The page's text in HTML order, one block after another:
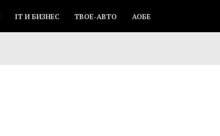
IT И БИЗНЕС ТВОЕ-АВТО АОБЕ